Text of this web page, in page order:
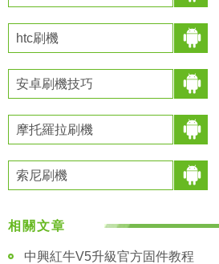
htc刷機
安卓刷機技巧
摩托羅拉刷機
索尼刷機
相關文章
中興紅牛V5升級官方固件教程